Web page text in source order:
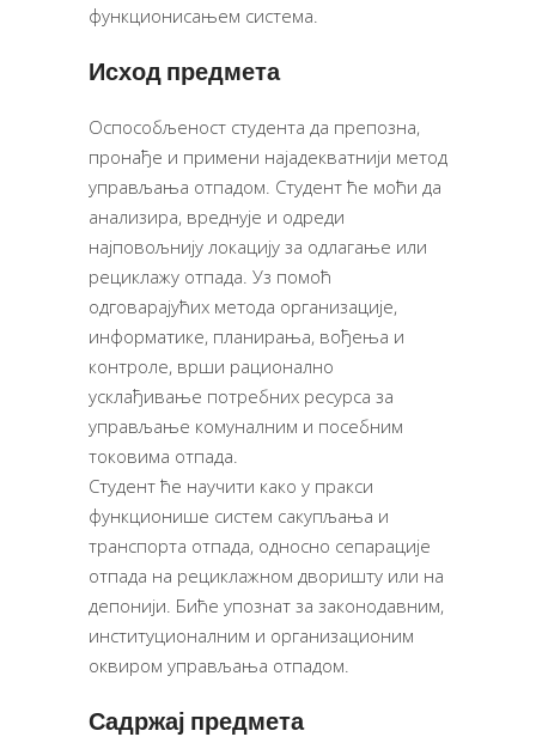
функционисањем система.
Исход предмета
Оспособљеност студента да препозна,
пронађе и примени најадекватнији метод
управљања отпадом. Студент ће моћи да
анализира, вреднује и одреди
најповољнију локацију за одлагање или
рециклажу отпада. Уз помоћ
одговарајућих метода организације,
информатике, планирања, вођења и
контроле, врши рационално
усклађивање потребних ресурса за
управљање комуналним и посебним
токовима отпада.
Студент ће научити како у пракси
функционише систем сакупљања и
транспорта отпада, односно сепарације
отпада на рециклажном дворишту или на
депонији. Биће упознат за законодавним,
институционалним и организационим
оквиром управљања отпадом.
Садржај предмета